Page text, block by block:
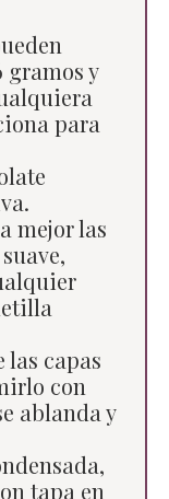
gramos y
para
mejor las
las capas
con
ablanda y
tapa en